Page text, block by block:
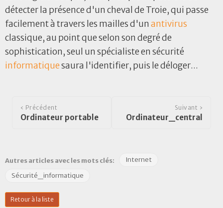
détecter la présence d'un cheval de Troie, qui passe
facilement à travers les mailles d'un antivirus
classique, au point que selon son degré de
sophistication, seul un spécialiste en sécurité
informatiquesaura l'identifier, puis le déloger...
‹ Précédent
Ordinateur portable
Suivant ›
Ordinateur_central
Autres articles avec les mots clés:
Internet
Sécurité_informatique
Retour à la liste